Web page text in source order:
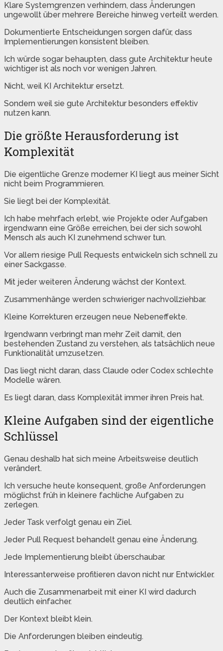
Klare Systemgrenzen verhindern, dass Änderungen
ungewollt über mehrere Bereiche hinweg verteilt werden.
Dokumentierte Entscheidungen sorgen dafür, dass
Implementierungen konsistent bleiben.
Ich würde sogar behaupten, dass gute Architektur heute
wichtiger ist als noch vor wenigen Jahren.
Nicht, weil KI Architektur ersetzt.
Sondern weil sie gute Architektur besonders effektiv
nutzen kann.
Die größte Herausforderung ist
Komplexität
Die eigentliche Grenze moderner KI liegt aus meiner Sicht
nicht beim Programmieren.
Sie liegt bei der Komplexität.
Ich habe mehrfach erlebt, wie Projekte oder Aufgaben
irgendwann eine Größe erreichen, bei der sich sowohl
Mensch als auch KI zunehmend schwer tun.
Vor allem riesige Pull Requests entwickeln sich schnell zu
einer Sackgasse.
Mit jeder weiteren Änderung wächst der Kontext.
Zusammenhänge werden schwieriger nachvollziehbar.
Kleine Korrekturen erzeugen neue Nebeneffekte.
Irgendwann verbringt man mehr Zeit damit, den
bestehenden Zustand zu verstehen, als tatsächlich neue
Funktionalität umzusetzen.
Das liegt nicht daran, dass Claude oder Codex schlechte
Modelle wären.
Es liegt daran, dass Komplexität immer ihren Preis hat.
Kleine Aufgaben sind der eigentliche
Schlüssel
Genau deshalb hat sich meine Arbeitsweise deutlich
verändert.
Ich versuche heute konsequent, große Anforderungen
möglichst früh in kleinere fachliche Aufgaben zu
zerlegen.
Jeder Task verfolgt genau ein Ziel.
Jeder Pull Request behandelt genau eine Änderung.
Jede Implementierung bleibt überschaubar.
Interessanterweise profitieren davon nicht nur Entwickler.
Auch die Zusammenarbeit mit einer KI wird dadurch
deutlich einfacher.
Der Kontext bleibt klein.
Die Anforderungen bleiben eindeutig.